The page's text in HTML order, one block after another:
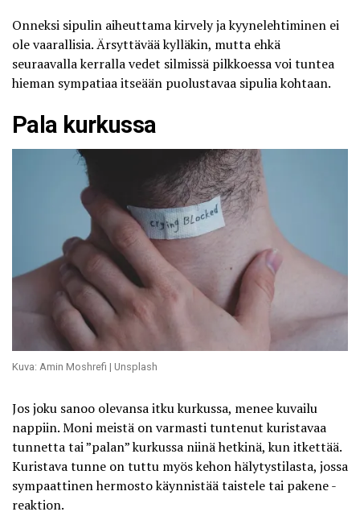
Onneksi sipulin aiheuttama kirvely ja kyynelehtiminen ei
ole vaarallisia. Ärsyttävää kylläkin, mutta ehkä
seuraavalla kerralla vedet silmissä pilkkoessa voi tuntea
hieman sympatiaa itseään puolustavaa sipulia kohtaan.
Pala kurkussa
Kuva: Amin Moshrefi | Unsplash
Jos joku sanoo olevansa itku kurkussa, menee kuvailu
nappiin. Moni meistä on varmasti tuntenut kuristavaa
tunnetta tai ”palan” kurkussa niinä hetkinä, kun itkettää.
Kuristava tunne on tuttu myös kehon hälytystilasta, jossa
sympaattinen hermosto käynnistää taistele tai pakene -
reaktion.